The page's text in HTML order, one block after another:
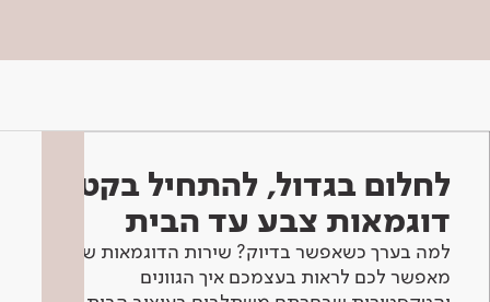
לחלום בגדול, להתחיל בקטן -
דוגמאות צבע עד הבית
למה בערך כשאפשר בדיוק? שירות הדוגמאות שלנו
מאפשר לכם לראות בעצמכם איך הגוונים